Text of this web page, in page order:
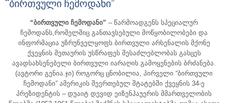
“ბირთვული ჩემოდანი” – წარმოადგენს სპეციალურ
ჩემოდანს,რომელშიც განთავსებული მოწყობილობები და
ინფორმაცია უზრუნველყოფს ბირთვული არსენალის მქონე
ქვეყნის მეთაურის უსწრაფეს შესაძლებლობას გასცეს
ავადსახსენებელი ბირთვული იარაღის გამოყენების ბრძანება.
(ავტორი გენია.ჯი) როგორც ცნობილია, პირველი “ბირთვული
ჩემოდანი” ამერიკის შეერთებულ შტატებში ქვეყნის 34-ე
პრეზიდენტის – დუაიტ დევიდ ეიზენჰაუერის მმართველობის